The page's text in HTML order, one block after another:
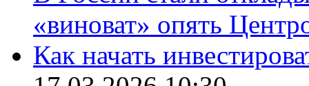
«виноват» опять
Как начать